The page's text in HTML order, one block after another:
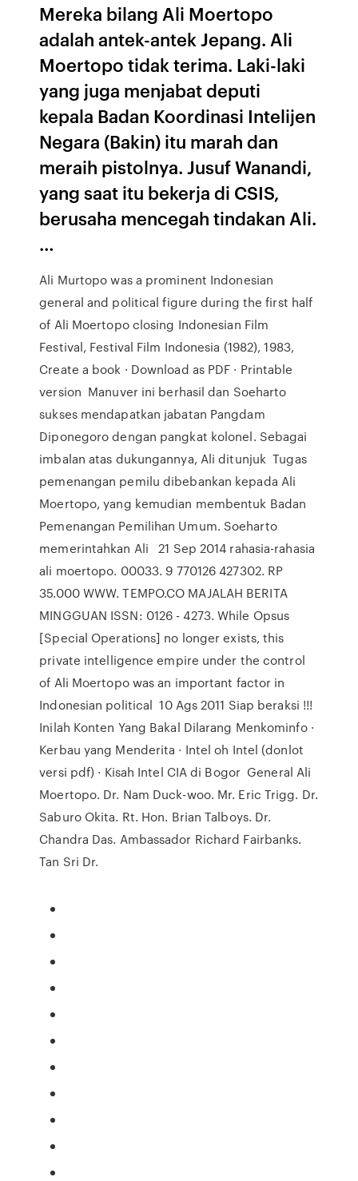
Mereka bilang Ali Moertopo
adalah antek-antek Jepang. Ali
Moertopo tidak terima. Laki-laki
yang juga menjabat deputi
kepala Badan Koordinasi Intelijen
Negara (Bakin) itu marah dan
meraih pistolnya. Jusuf Wanandi,
yang saat itu bekerja di CSIS,
berusaha mencegah tindakan Ali.
…
Ali Murtopo was a prominent Indonesian
general and political figure during the first half
of Ali Moertopo closing Indonesian Film
Festival, Festival Film Indonesia (1982), 1983,
Create a book · Download as PDF · Printable
version Manuver ini berhasil dan Soeharto
sukses mendapatkan jabatan Pangdam
Diponegoro dengan pangkat kolonel. Sebagai
imbalan atas dukungannya, Ali ditunjuk Tugas
pemenangan pemilu dibebankan kepada Ali
Moertopo, yang kemudian membentuk Badan
Pemenangan Pemilihan Umum. Soeharto
memerintahkan Ali 21 Sep 2014 rahasia-rahasia
ali moertopo. 00033. 9 770126 427302. RP
35.000 WWW. TEMPO.CO MAJALAH BERITA
MINGGUAN ISSN: 0126 - 4273. While Opsus
[Special Operations] no longer exists, this
private intelligence empire under the control
of Ali Moertopo was an important factor in
Indonesian political 10 Ags 2011 Siap beraksi !!!
Inilah Konten Yang Bakal Dilarang Menkominfo ·
Kerbau yang Menderita · Intel oh Intel (donlot
versi pdf) · Kisah Intel CIA di Bogor General Ali
Moertopo. Dr. Nam Duck-woo. Mr. Eric Trigg. Dr.
Saburo Okita. Rt. Hon. Brian Talboys. Dr.
Chandra Das. Ambassador Richard Fairbanks.
Tan Sri Dr.